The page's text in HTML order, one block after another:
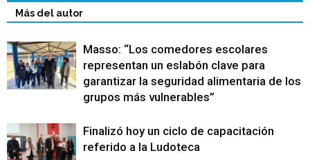
Más del autor
Masso: “Los comedores escolares
representan un eslabón clave para
garantizar la seguridad alimentaria de los
grupos más vulnerables”
Finalizó hoy un ciclo de capacitación
referido a la Ludoteca